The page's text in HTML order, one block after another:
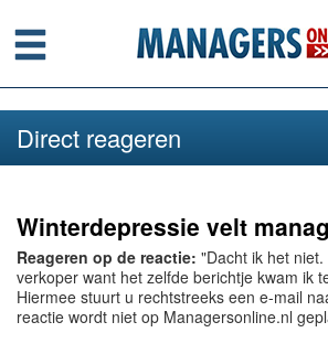
Menu
Direct reageren
Winterdepressie velt
Reageren op de reactie: "Dacht ik het
verkoper want het zelfde berichtje kwam ik
Hiermee stuurt u rechtstreeks een e-mail
reactie wordt niet op Managersonline.nl